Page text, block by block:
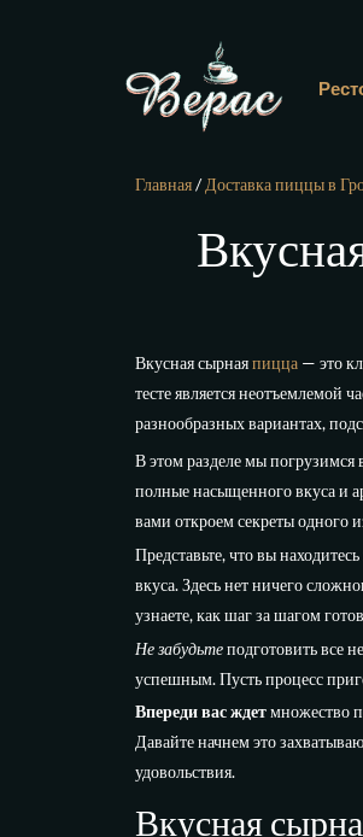
Главная/Доставка пиццы в
Вкусная сырнаяпицца — это
тесте является неотъемлемой
разнообразных вариантах,
В этом разделе мы погрузимся
полные насыщенного вкуса и
вами откроем секреты
Представьте, что вы
вкуса. Здесь нет ничего
узнаете, как шаг за шагом
Не забудьтеподготовить все
успешным. Пусть процесс
Впереди вас ждетмножество
Давайте начнем это
удовольствия.
Вкусная